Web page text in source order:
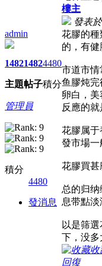
admin
1482
主題
1482
帖子
4480
積分
管理員
積分
4480
發消息
樓主
發表
花膠的種
的，有
市道市情
鱼膠炖完
卵白，
反應的
花膠属于
發市場一
花膠買甚
总的归
息带點淡
以是筛
下，没多
收
回復